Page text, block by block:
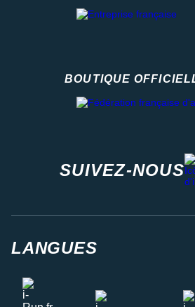
BOUTIQUE
SUIVEZ-NOUS
LANGUES